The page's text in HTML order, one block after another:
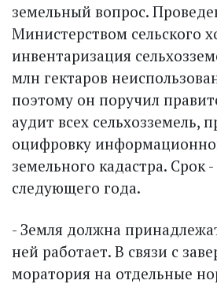
земельный вопрос.
Министерством сельского
инвентаризация
млн гектаров
поэтому он поручил
аудит всех сельхозземель,
оцифровку
земельного кадастра. Срок
следующего года.
- Земля должна
ней работает. В связи с
моратория на отдельные